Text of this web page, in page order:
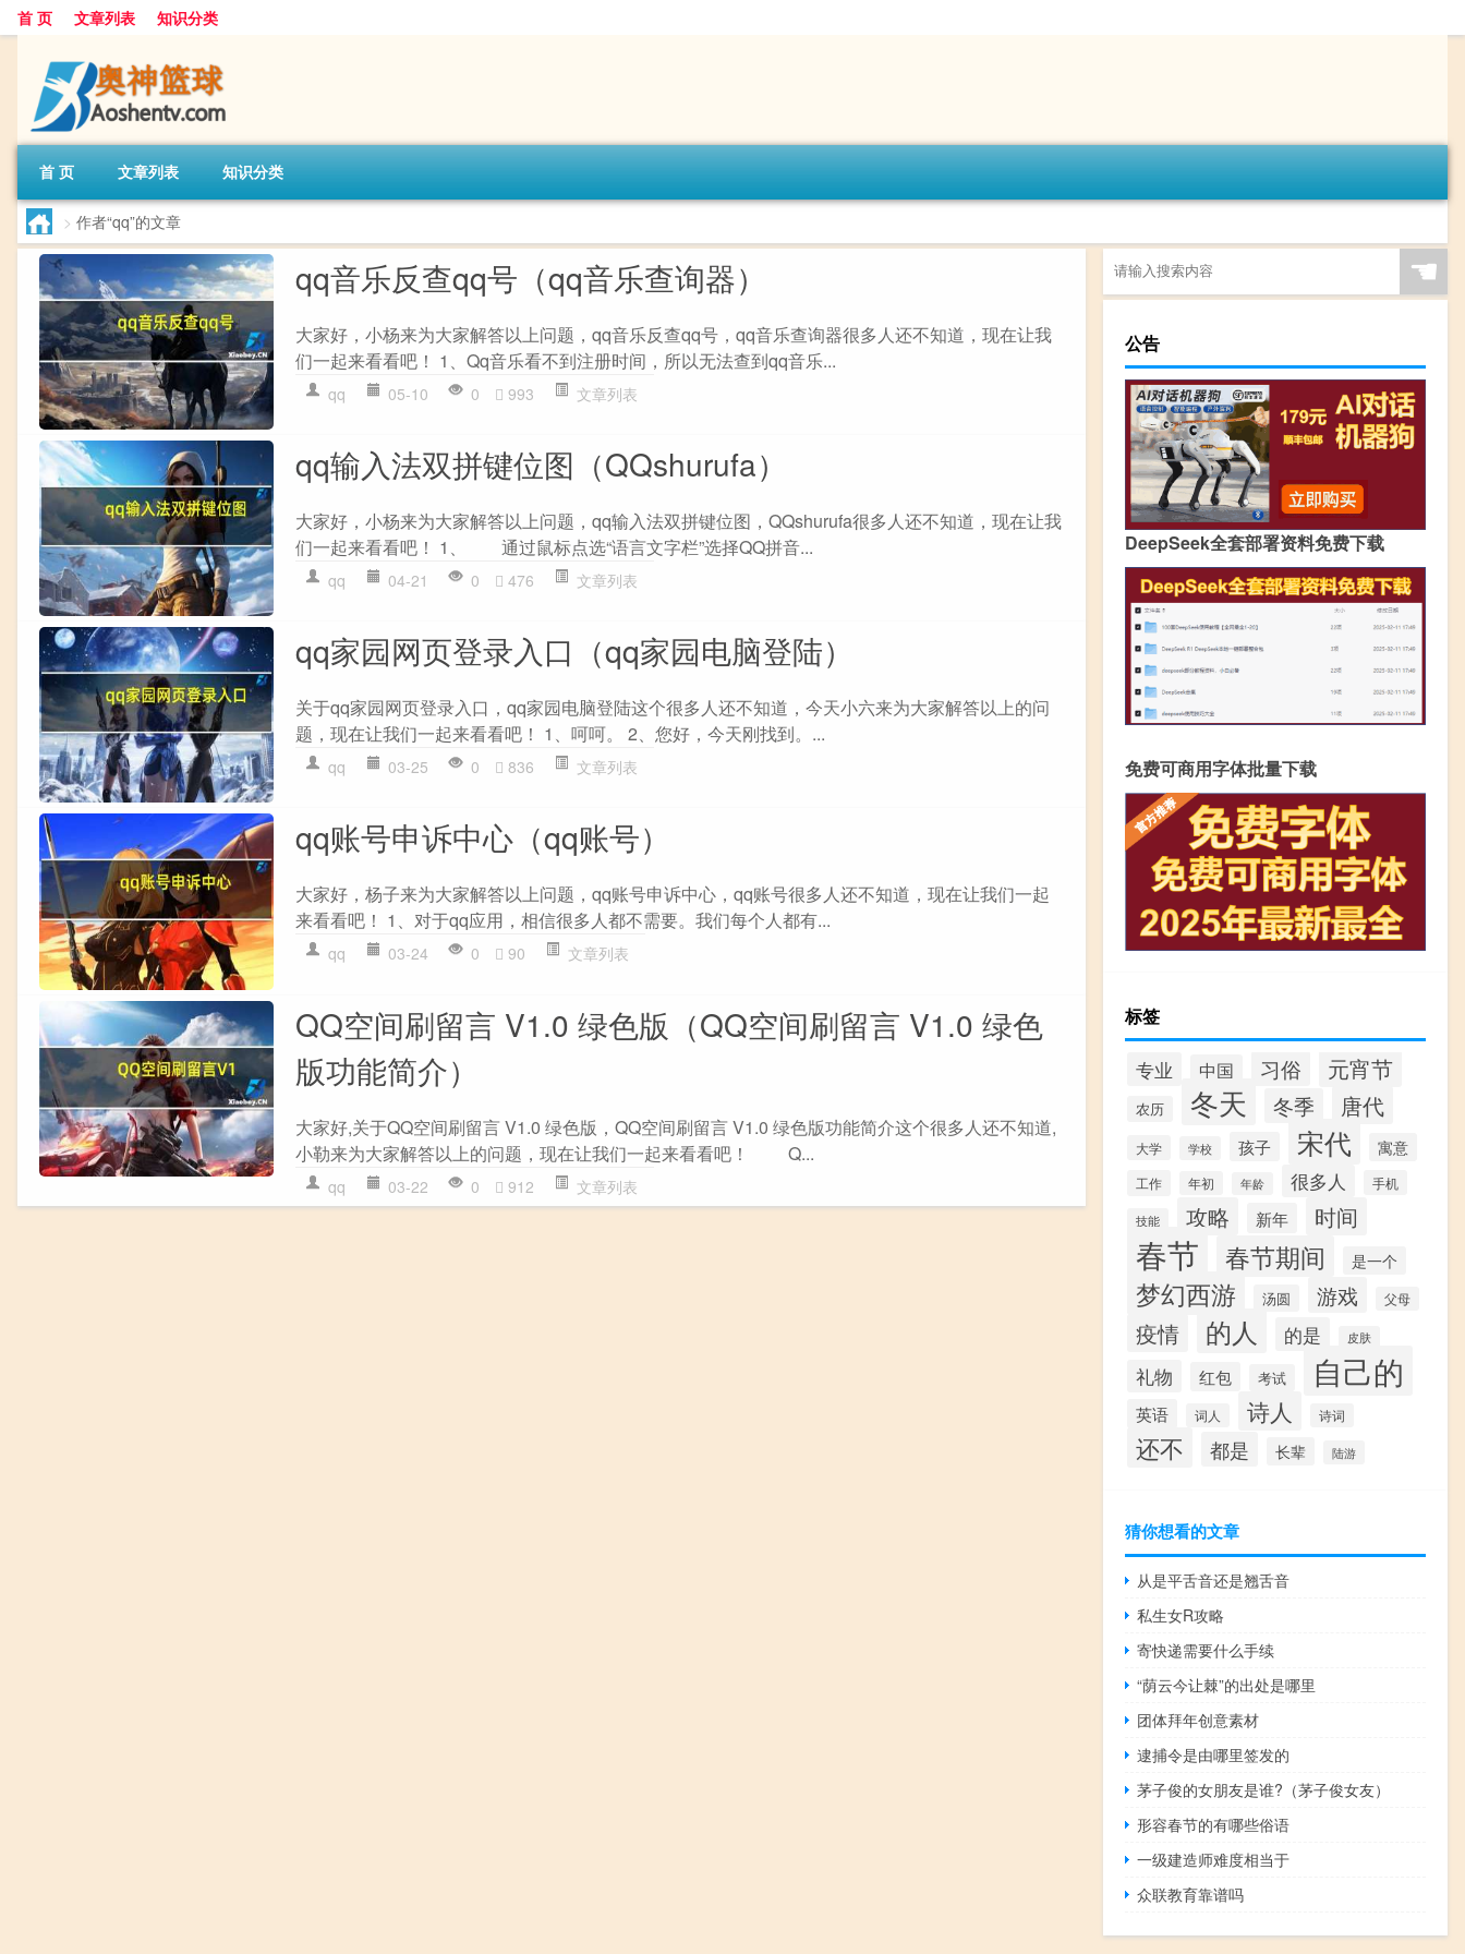
首 页 文章列表 知识分类
首 页 文章列表 知识分类
> 作者“qq”的文章
qq音乐反查qq号（qq音乐查询器）
大家好，小杨来为大家解答以上问题，qq音乐反查qq号，qq音乐查询器很多人还不知道，现在让我
们一起来看看吧！ 1、Qq音乐看不到注册时间，所以无法查到qq音乐...
qq 05-10 0 993 文章列表
qq输入法双拼键位图（QQshurufa）
大家好，小杨来为大家解答以上问题，qq输入法双拼键位图，QQshurufa很多人还不知道，现在让我
们一起来看看吧！ 1、 通过鼠标点选“语言文字栏”选择QQ拼音...
qq 04-21 0 476 文章列表
qq家园网页登录入口（qq家园电脑登陆）
关于qq家园网页登录入口，qq家园电脑登陆这个很多人还不知道，今天小六来为大家解答以上的问
题，现在让我们一起来看看吧！ 1、呵呵。 2、您好，今天刚找到。...
qq 03-25 0 836 文章列表
qq账号申诉中心（qq账号）
大家好，杨子来为大家解答以上问题，qq账号申诉中心，qq账号很多人还不知道，现在让我们一起
来看看吧！ 1、对于qq应用，相信很多人都不需要。我们每个人都有...
qq 03-24 0 90 文章列表
QQ空间刷留言 V1.0 绿色版（QQ空间刷留言 V1.0 绿色
版功能简介）
大家好,关于QQ空间刷留言 V1.0 绿色版，QQ空间刷留言 V1.0 绿色版功能简介这个很多人还不知道,
小勒来为大家解答以上的问题，现在让我们一起来看看吧！ Q...
qq 03-22 0 912 文章列表
☚
公告
DeepSeek全套部署资料免费下载
免费可商用字体批量下载
标签
专业 中国 习俗 元宵节
农历 冬天 冬季 唐代
大学 学校 孩子 宋代 寓意
工作 年初 年龄 很多人 手机
技能 攻略 新年 时间
春节 春节期间 是一个
梦幻西游 汤圆 游戏 父母
疫情 的人 的是 皮肤
礼物 红包 考试 自己的
英语 词人 诗人 诗词
还不 都是 长辈 陆游
猜你想看的文章
从是平舌音还是翘舌音
私生女R攻略
寄快递需要什么手续
“荫云今让棘”的出处是哪里
团体拜年创意素材
逮捕令是由哪里签发的
茅子俊的女朋友是谁?（茅子俊女友）
形容春节的有哪些俗语
一级建造师难度相当于
众联教育靠谱吗